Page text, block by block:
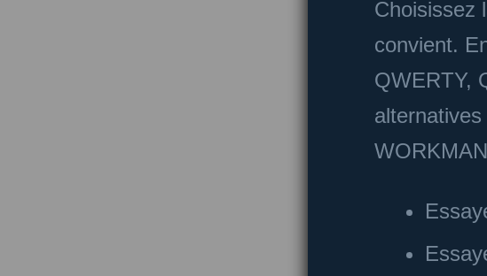
Choisissez
convient.
QWERTY,